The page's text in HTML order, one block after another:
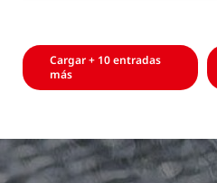
Cargar + 10 entradas
más